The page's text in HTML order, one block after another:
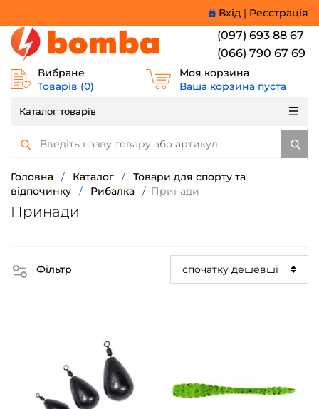
Вхід | Реєстрація
(097) 693 88 67
(066) 790 67 69
Вибране
Товарів (0)
Моя корзина
Ваша корзина пуста
Каталог товарів
Головна / Каталог /
Товари для спорту та
відпочинку
/ Рибалка / Принади
Принади
Фільтр